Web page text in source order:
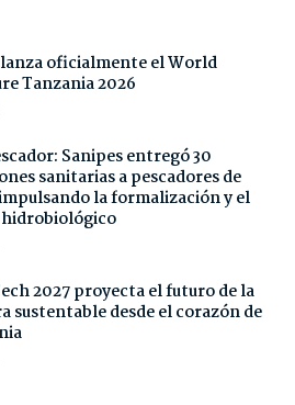
oficialmente el World
Tanzania 2026
Sanipes entregó 30
sanitarias a pescadores de
la formalización y el
2027 proyecta el futuro de la
sustentable desde el corazón de